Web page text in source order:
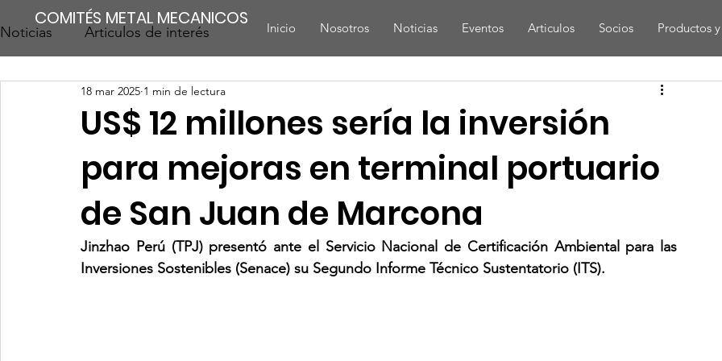
COMITÉS METAL MECANICOS Inicio Nosotros Noticias Eventos Articulos Socios Productos
Noticias Articulos de interés
US$ 12 millones sería la inversión
para mejoras en terminal portuario
de San Juan de Marcona
18 mar 2025 1 min de lectura
Jinzhao Perú (TPJ) presentó ante el Servicio Nacional de Certificación Ambiental para las
Inversiones Sostenibles (Senace) su Segundo Informe Técnico Sustentatorio (ITS).